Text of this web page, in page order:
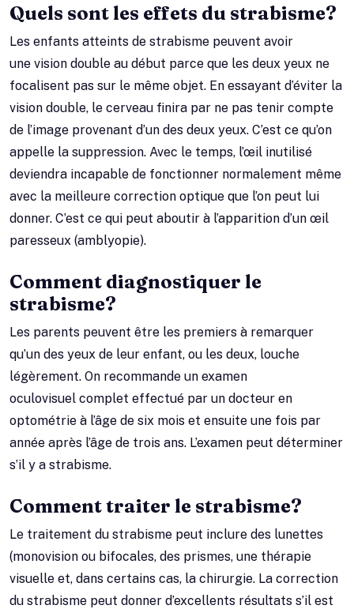
Quels sont les effets du strabisme?
Les enfants atteints de strabisme peuvent avoir
une vision double au début parce que les deux yeux ne
focalisent pas sur le même objet. En essayant d’éviter la
vision double, le cerveau finira par ne pas tenir compte
de l’image provenant d’un des deux yeux. C’est ce qu’on
appelle la suppression. Avec le temps, l’œil inutilisé
deviendra incapable de fonctionner normalement même
avec la meilleure correction optique que l’on peut lui
donner. C’est ce qui peut aboutir à l’apparition d’un œil
paresseux (amblyopie).
Comment diagnostiquer le
strabisme?
Les parents peuvent être les premiers à remarquer
qu’un des yeux de leur enfant, ou les deux, louche
légèrement. On recommande un examen
oculovisuel complet effectué par un docteur en
optométrie à l’âge de six mois et ensuite une fois par
année après l’âge de trois ans. L’examen peut déterminer
s’il y a strabisme.
Comment traiter le strabisme?
Le traitement du strabisme peut inclure des lunettes
(monovision ou bifocales, des prismes, une thérapie
visuelle et, dans certains cas, la chirurgie. La correction
du strabisme peut donner d’excellents résultats s’il est